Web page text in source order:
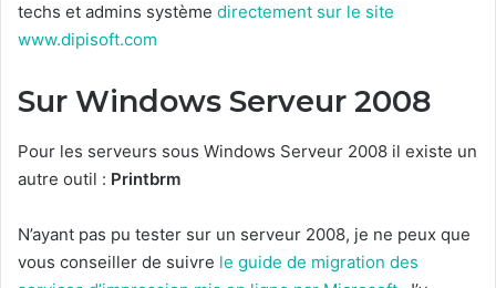
techs et admins système directement sur le site
www.dipisoft.com
Sur Windows Serveur 2008
Pour les serveurs sous Windows Serveur 2008 il existe un
autre outil : Printbrm
N’ayant pas pu tester sur un serveur 2008, je ne peux que
vous conseiller de suivre le guide de migration des